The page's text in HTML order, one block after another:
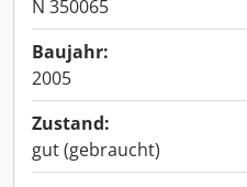
N 350065
Baujahr:
2005
Zustand:
gut (gebraucht)